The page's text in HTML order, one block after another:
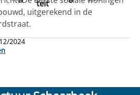
teit
uitgerekend in de
2024